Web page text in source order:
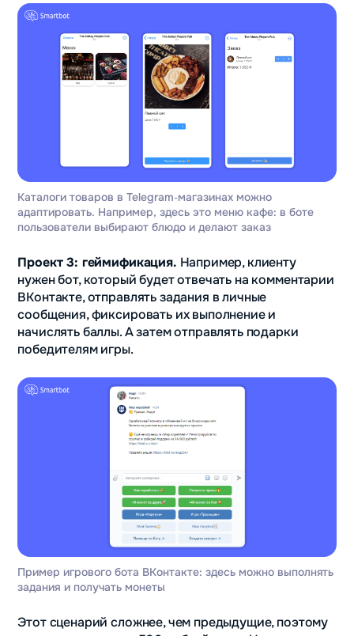
Каталоги товаров в Telegram‑магазинах можно
адаптировать. Например, здесь это меню кафе: в боте
пользователи выбирают блюдо и делают заказ
Проект 3: геймификация. Например, клиенту
нужен бот, который будет отвечать на комментарии
ВКонтакте, отправлять задания в личные
сообщения, фиксировать их выполнение и
начислять баллы. А затем отправлять подарки
победителям игры.
Пример игрового бота ВКонтакте: здесь можно выполнять
задания и получать монеты
Этот сценарий сложнее, чем предыдущие, поэтому